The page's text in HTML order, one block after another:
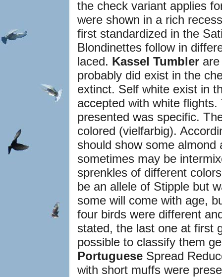
the check variant applies
were shown in a rich
first standardized in the
Blondinettes follow in
laced. Kassel Tumbler
probably did exist in the
extinct. Self white exist in
accepted with white
presented was specific.
colored (vielfarbig).
should show some
sometimes may be
sprenkles of different
be an allele of Stipple but
some will come with age,
four birds were different
stated, the last one at first
possible to classify them
Portuguese Spread
with short muffs were